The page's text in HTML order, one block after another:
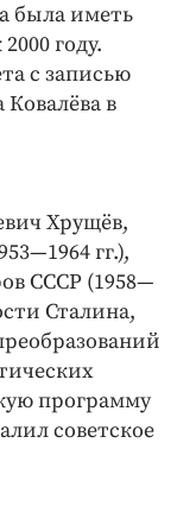
была иметь
году.
с записью
в
Хрущёв,
гг.),
СССР (1958—
Сталина,
программу
советское